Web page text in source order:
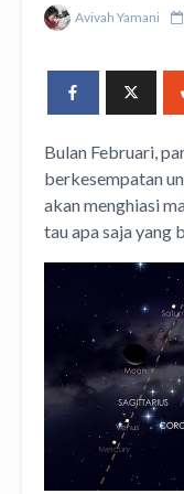
Avivah Yamani
Bulan Februari,
berkesempatan
akan menghiasi
tau apa saja yang